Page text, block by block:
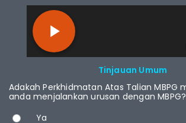
Tinjauan Umum
Adakah Perkhidmatan Atas Talian MBPG
anda menjalankan urusan dengan MBPG?
Pilihan
Ya